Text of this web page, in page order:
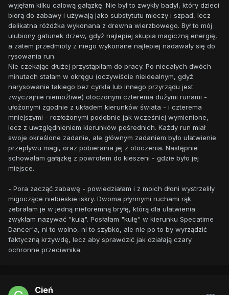
wyjęłam kilku calową gałązkę. Nie był to zwykły badyl, który dzieci
biorą do zabawy i używają jako substytutu mieczy i szpad, lecz
delikatna różdżka wykonana z drewna wierzbowego. Był to mój
ulubiony gatunek drzew, gdyż najlepiej skupia magiczną energię,
a zatem przedmioty z niego wykonane najlepiej nadawały się do
rysowania run.
Nie czekając dłużej przystąpiłam do pracy. Po niecałych dwóch
minutach stałam w okręgu (oczywiście nieidealnym, gdyż
narysowanie takiego bez cyrkla lub innego przyrządu jest
zwyczajnie niemożliwe) otoczonym czterema dużymi runami -
ułożonymi zgodnie z układem kierunków świata - i czterema
mniejszymi - rozłożonymi podobnie jak wcześniej wymienione,
lecz z uwzględnieniem kierunków pośrednich. Każdy run miał
swoje określone zadanie, ale głównym zadaniem było ułatwienie
przepływu magi, oraz pobierania jej z otoczenia. Następnie
schowałam gałązkę z powrotem do kieszeni - gdzie było jej
miejsce.
- Pora zacząć zabawę - powiedziałam i z moich dłoni wystrzeliły
migoczące niebieskie iskry. Dwoma płynnymi ruchami rąk
zebrałam je w jedną nieforemną bryłę, którą dla ułatwienia
zwykłam nazywać "kulą". Posłałam "kulę" w kierunku Specatime
Dancer'a, ni to wolno, ni to szybko, ale nie po to by wyrządzić
faktyczną krzywdę, lecz aby sprawdzić jak działają czary
ochronne przeciwnika.
Cień